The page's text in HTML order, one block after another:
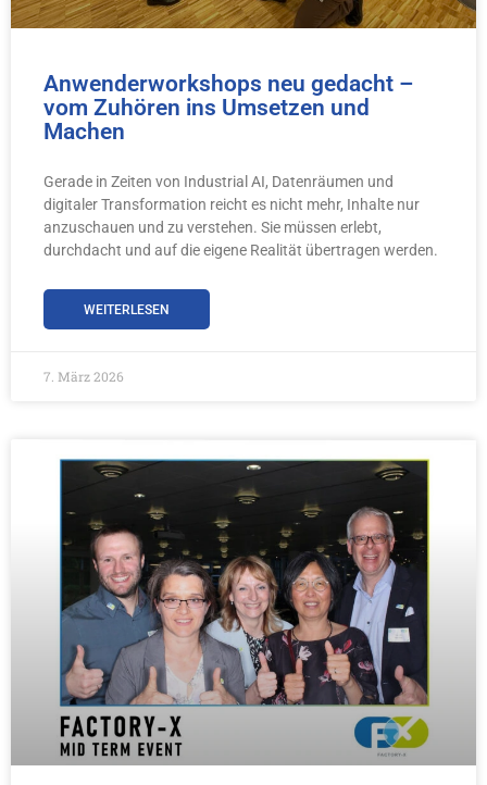
Anwenderworkshops neu gedacht –
vom Zuhören ins Umsetzen und
Machen
Gerade in Zeiten von Industrial AI, Datenräumen und
digitaler Transformation reicht es nicht mehr, Inhalte nur
anzuschauen und zu verstehen. Sie müssen erlebt,
durchdacht und auf die eigene Realität übertragen werden.
WEITERLESEN
7. März 2026